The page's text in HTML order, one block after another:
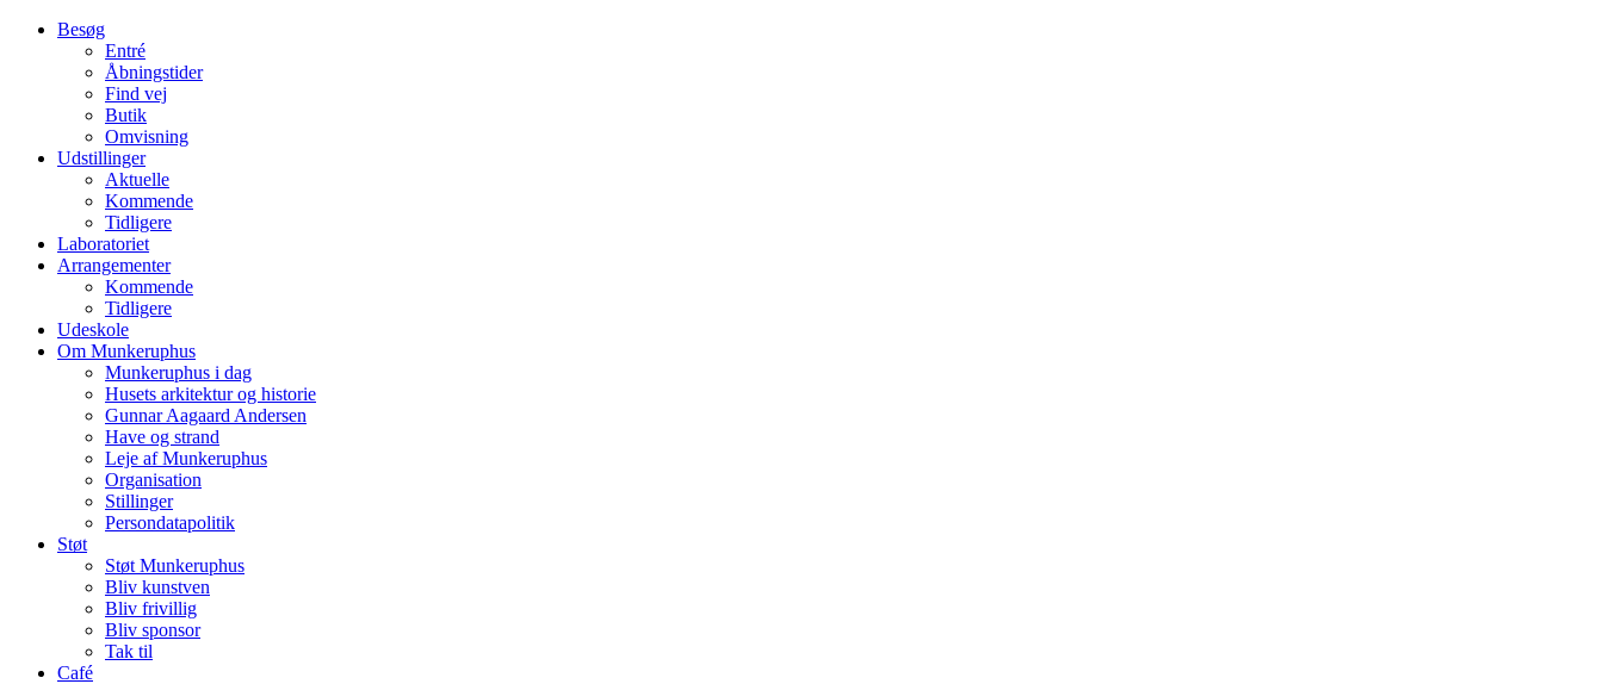
Besøg
Entré
Åbningstider
Find vej
Butik
Omvisning
Udstillinger
Aktuelle
Kommende
Tidligere
Laboratoriet
Arrangementer
Kommende
Tidligere
Udeskole
Om Munkeruphus
Munkeruphus i dag
Husets arkitektur og historie
Gunnar Aagaard Andersen
Have og strand
Leje af Munkeruphus
Organisation
Stillinger
Persondatapolitik
Støt
Støt Munkeruphus
Bliv kunstven
Bliv frivillig
Bliv sponsor
Tak til
Café